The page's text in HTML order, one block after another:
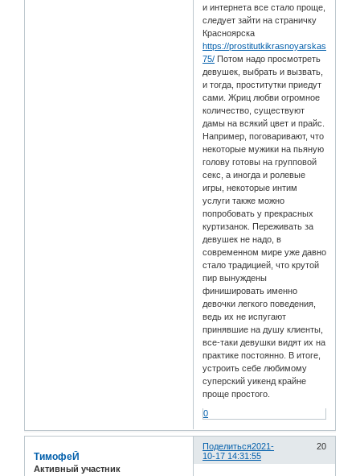
и интернета все стало проще,
следует зайти на страничку
Красноярска
https://
75/ Потом надо просмотреть
девушек, выбрать и вызвать,
и тогда, проститутки приедут
сами. Жриц любви огромное
количество, существуют
дамы на всякий цвет и прайс.
Например, поговаривают, что
некоторые мужики на пьяную
голову готовы на групповой
секс, а иногда и ролевые
игры, некоторые интим
услуги также можно
попробовать у прекрасных
куртизанок. Переживать за
девушек не надо, в
современном мире уже давно
стало традицией, что крутой
пир вынуждены
финишировать именно
девочки легкого поведения,
ведь их не испугают
принявшие на душу клиенты,
все-таки девушки видят их на
практике постоянно. В итоге,
устроить себе любимому
суперский уикенд крайне
проще простого.
0
Поделиться 20
2021-
10-17 14:31:55
ТимофеЙ
Активный участник